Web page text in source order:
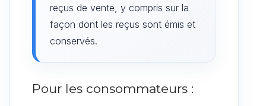
reçus de vente, y compris sur la
façon dont les reçus sont émis et
conservés.
Pour les consommateurs :